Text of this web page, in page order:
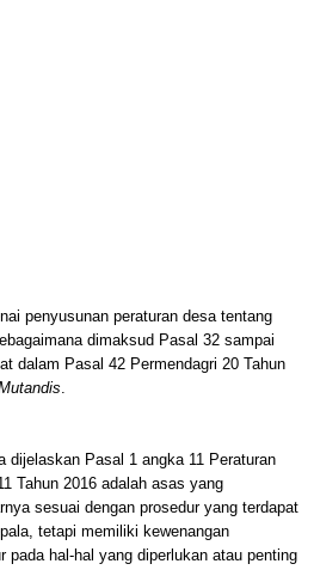
penyusunan peraturan desa tentang
dimaksud Pasal 32 sampai
dalam Pasal 42 Permendagri 20 Tahun
.
dijelaskan Pasal 1 angka 11 Peraturan
Tahun 2016 adalah asas yang
sesuai dengan prosedur yang terdapat
tetapi memiliki kewenangan
pada hal-hal yang diperlukan atau penting